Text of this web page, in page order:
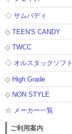
◇サムバディ
◇TEEN'S CANDY
◇TWCC
◇ オルスタックソフト
◇ High Grade
◇ NON STYLE
☆ メーカー一覧
ご利用案内